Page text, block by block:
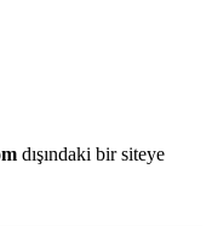
dışındaki bir siteye